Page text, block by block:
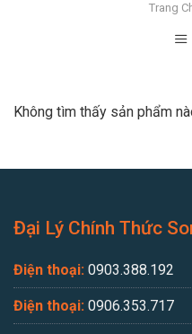
Trang
Không tìm thấy sản phẩm
Đại Lý Chính Thức
Điện thoại: 0903.388.192
Điện thoại: 0906.353.717